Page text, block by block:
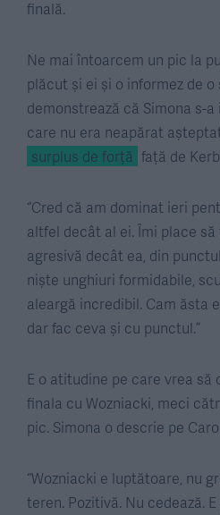
finală.
Ne mai întoarcem un pic la
plăcut și ei și o informez de
demonstrează că Simona s-
care nu era neapărat
surplus de forță față de
“Cred că am dominat ieri
altfel decât al ei. Îmi place
agresivă decât ea, din
niște unghiuri formidabile,
aleargă incredibil. Cam ăsta
dar fac ceva și cu punctul.”
E o atitudine pe care vrea să
finala cu Wozniacki, meci
pic. Simona o descrie pe
“Wozniacki e luptătoare, nu
teren. Pozitivă. Nu cedează.